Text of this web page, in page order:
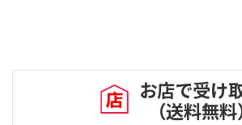
お店で受け
（送料無料